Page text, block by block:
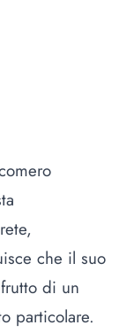
che il suo
di un
particolare.